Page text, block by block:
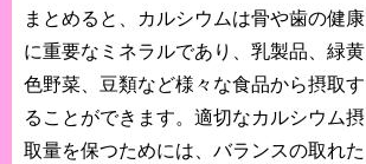
まとめると、カルシウムは骨や歯の健康
に重要なミネラルであり、乳製品、緑黄
色野菜、豆類など様々な食品から摂取す
ることができます。適切なカルシウム摂
取量を保つためには、バランスの取れた